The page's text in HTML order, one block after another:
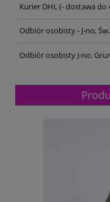
Kurier DHL(- dostawa do
Odbiór osobisty - J-no,
Odbiór osobisty J-no,